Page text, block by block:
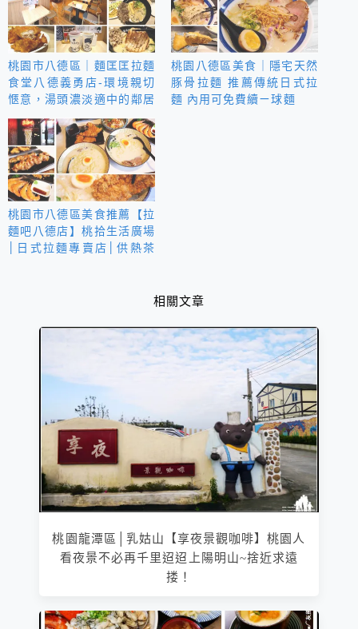
桃園市八德區｜麵匡匡拉麵
食堂八德義勇店-環境親切
愜意，湯頭濃淡適中的鄰居
拉麵店
桃園八德區美食｜隱宅天然
豚骨拉麵 推薦傳統日式拉
麵 內用可免費續ㄧ球麵
桃園市八德區美食推薦【拉
麵吧八德店】桃拾生活廣場
│日式拉麵專賣店│供熱茶
相關文章
桃園龍潭區│乳姑山【享夜景觀咖啡】桃園人
看夜景不必再千里迢迢上陽明山~捨近求遠
搂！